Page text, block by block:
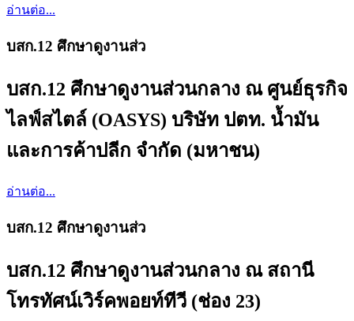
อ่านต่อ...
บสก.12 ศึกษาดูงานส่ว
บสก.12 ศึกษาดูงานส่วนกลาง ณ ศูนย์ธุรกิจ
ไลฟ์สไตล์ (OASYS) บริษัท ปตท. น้ำมัน
และการค้าปลีก จำกัด (มหาชน)
อ่านต่อ...
บสก.12 ศึกษาดูงานส่ว
บสก.12 ศึกษาดูงานส่วนกลาง ณ สถานี
โทรทัศน์เวิร์คพอยท์ทีวี (ช่อง 23)